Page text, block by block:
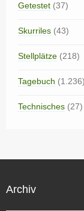
Getestet (37)
Skurriles (43)
Stellplätze (218)
Tagebuch (1.236)
Technisches (27)
Archiv